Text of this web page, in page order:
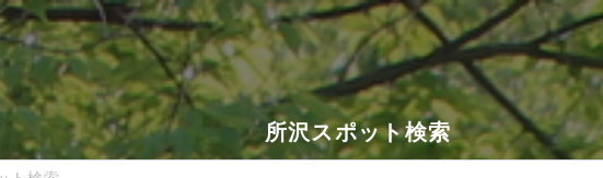
所沢スポット検索